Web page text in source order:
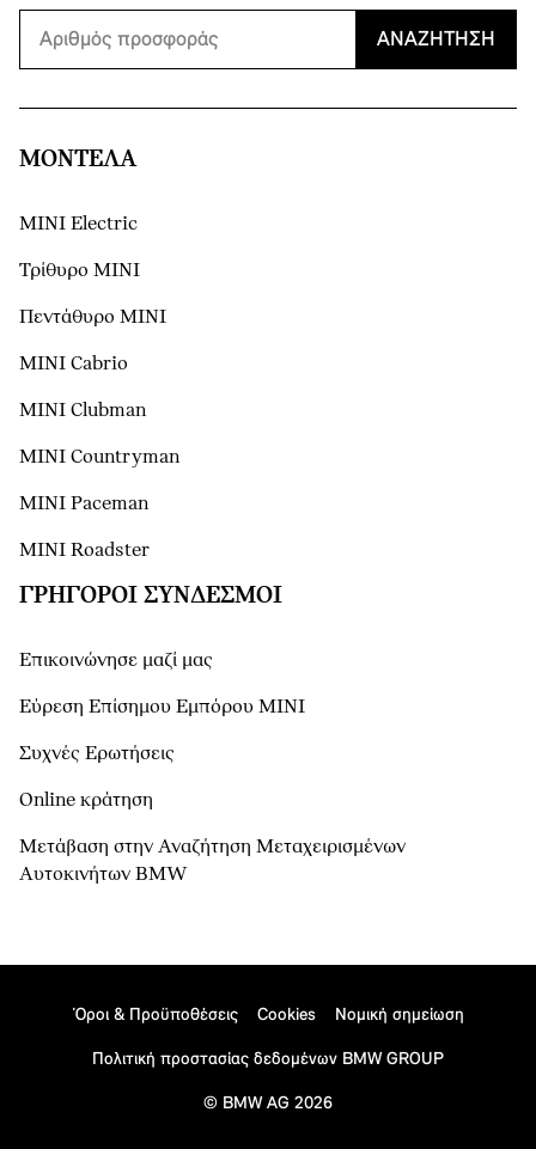
ΑΝΑΖΉΤΗΣΗ
ΜΟΝΤΕΛΑ
MINI Electric
Τρίθυρο MINI
Πεντάθυρο MINI
MINI Cabrio
MINI Clubman
MINI Countryman
MINI Paceman
MINI Roadster
ΓΡΉΓΟΡΟΙ ΣΎΝΔΕΣΜΟΙ
Επικοινώνησε μαζί μας
Εύρεση Επίσημου Εμπόρου ΜΙΝΙ
Συχνές Ερωτήσεις
Online κράτηση
Μετάβαση στην Αναζήτηση Μεταχειρισμένων
Αυτοκινήτων BMW
Όροι & Προϋποθέσεις Cookies Νομική σημείωση
Πολιτική προστασίας δεδομένων BMW GROUP
© BMW AG 2026